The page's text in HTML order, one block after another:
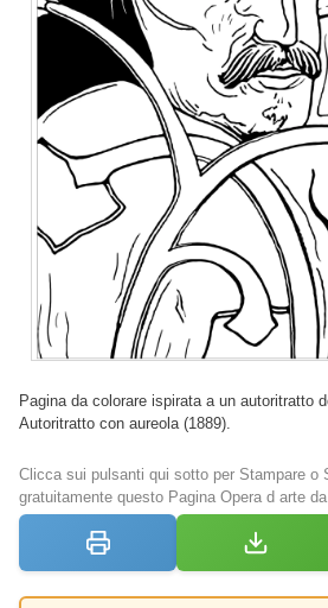
Pagina da colorare ispirata a un autoritratto
Autoritratto con aureola (1889).
Clicca sui pulsanti qui sotto per Stampare o
gratuitamente questo Pagina Opera d arte